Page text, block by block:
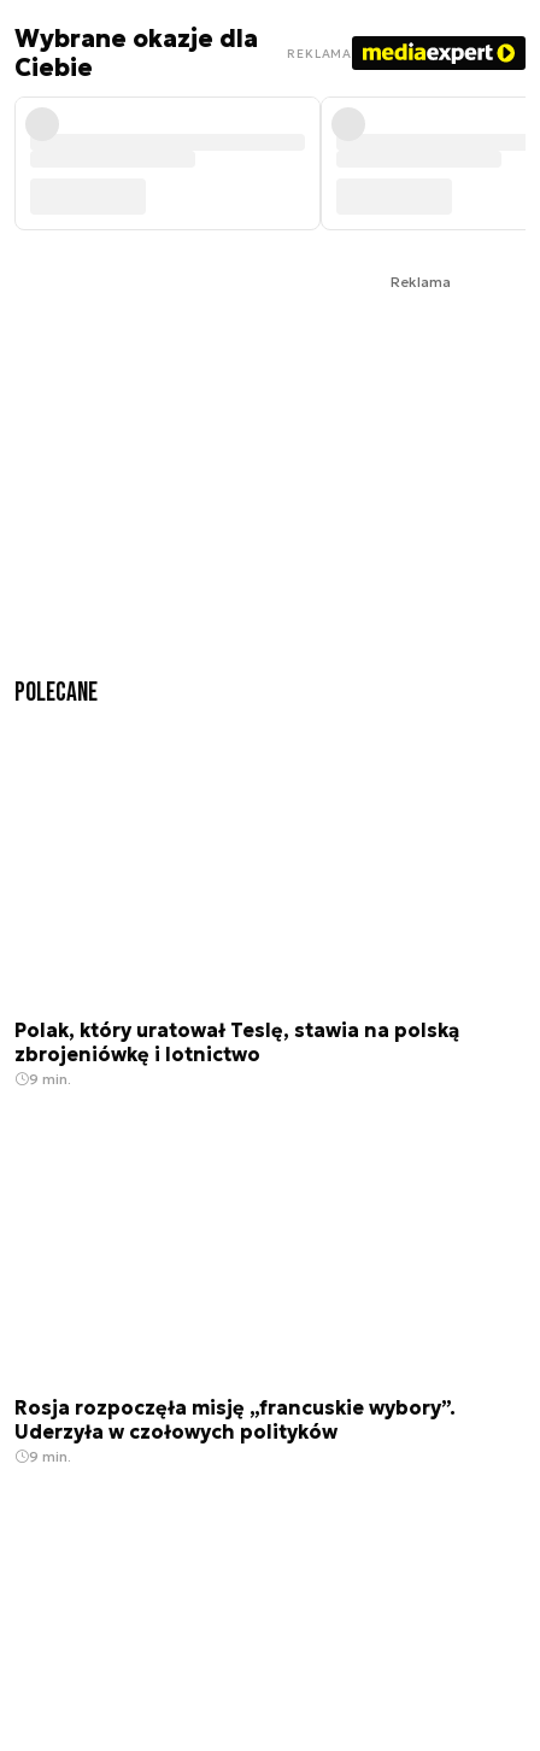
Wybrane okazje dla
Ciebie
REKLAMA
Reklama
Polecane
Polak, który uratował Teslę, stawia na polską
zbrojeniówkę i lotnictwo
9 min.
Rosja rozpoczęła misję „francuskie wybory”.
Uderzyła w czołowych polityków
9 min.